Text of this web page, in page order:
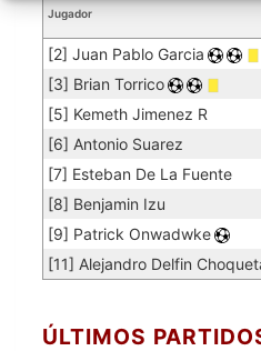
Jugador
[2] Juan Pablo Garcia
[3] Brian Torrico
[5] Kemeth Jimenez R
[6] Antonio Suarez
[7] Esteban De La Fuente
[8] Benjamin Izu
[9] Patrick Onwadwke
[11] Alejandro Delfin
ÚLTIMOS